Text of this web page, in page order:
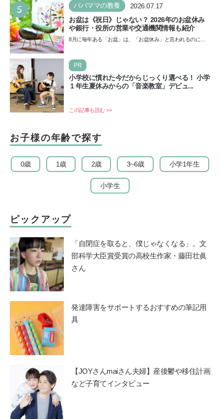
5 パパママの教養 2026.07.17
お盆は《祝日》じゃない？ 2026年のお盆休み
や銀行・役所の営業や交通機関情報も紹介
8月に毎年ある「お盆」は、「お盆休み」と言われるのに祝
PR
小学校に慣れた今だからじっくり選べる！ 小学
１年生夏休みからの「音楽教室」デビュ...
この記事も読む >>
お子様の年齢で探す
0歳 1歳 2歳 3~6歳 小学1年生
小学生
ピックアップ
「自閉症を取ると、僕じゃなくなる」。文
部科学大臣賞受賞の高校生作家・藤田壮眞
さん
発達障害をサポートするおすすめの筆記用
具
【JOYさんmaiさん夫婦】産後鬱や移住計画
など子育てインタビュー